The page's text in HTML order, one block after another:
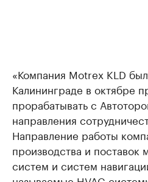
«Компания Motrex KLD
Калининграде в октябре
прорабатывать с
направления
Направление работы
производства и поставок
систем и систем